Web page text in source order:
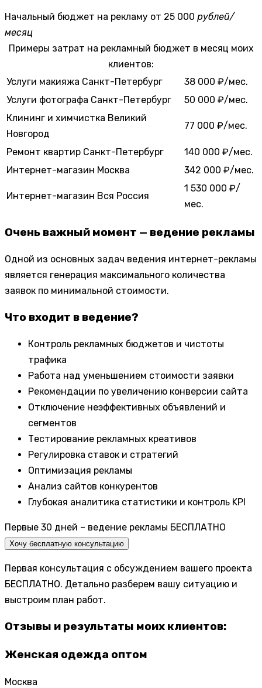
Начальный бюджет на рекламу от 25 000 рублей/
месяц
Примеры затрат на рекламный бюджет в месяц моих
клиентов:
Услуги макияжа Санкт-Петербург
38 000 ₽/мес.
Услуги фотографа Санкт-Петербург
50 000 ₽/мес.
Клининг и химчистка Великий
Новгород
77 000 ₽/мес.
Ремонт квартир Санкт-Петербург
140 000 ₽/мес.
Интернет-магазин Москва 342 000 ₽/мес.
Интернет-магазин Вся Россия
1 530 000 ₽/
мес.
Очень важный момент — ведение рекламы
Одной из основных задач ведения интернет-рекламы
является генерация максимального количества
заявок по минимальной стоимости.
Что входит в ведение?
Контроль рекламных бюджетов и чистоты
трафика
Работа над уменьшением стоимости заявки
Рекомендации по увеличению конверсии сайта
Отключение неэффективных объявлений и
сегментов
Тестирование рекламных креативов
Регулировка ставок и стратегий
Оптимизация рекламы
Анализ сайтов конкурентов
Глубокая аналитика статистики и контроль KPI
Первые 30 дней – ведение рекламы БЕСПЛАТНО
Хочу бесплатную консультацию
Первая консультация с обсуждением вашего проекта
БЕСПЛАТНО. Детально разберем вашу ситуацию и
выстроим план работ.
Отзывы и результаты моих клиентов:
Женская одежда оптом
Москва